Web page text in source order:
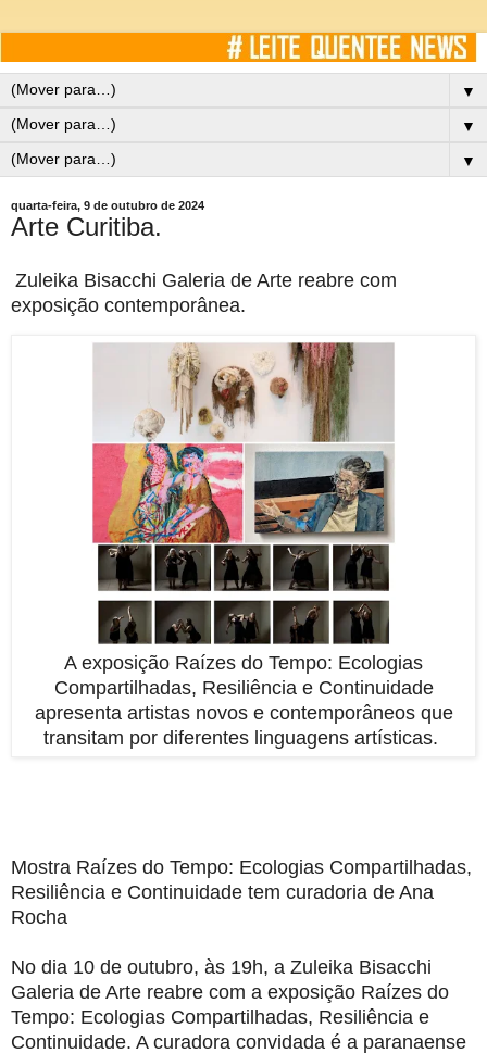
▼
▼
▼
quarta-feira, 9 de outubro de 2024
Arte Curitiba.
Zuleika Bisacchi Galeria de Arte reabre com
exposição contemporânea.
A exposição Raízes do Tempo: Ecologias
Compartilhadas, Resiliência e Continuidade
apresenta artistas novos e contemporâneos que
transitam por diferentes linguagens artísticas.
Mostra Raízes do Tempo: Ecologias Compartilhadas,
Resiliência e Continuidade tem curadoria de Ana
Rocha
No dia 10 de outubro, às 19h, a Zuleika Bisacchi
Galeria de Arte reabre com a exposição Raízes do
Tempo: Ecologias Compartilhadas, Resiliência e
Continuidade. A curadora convidada é a paranaense